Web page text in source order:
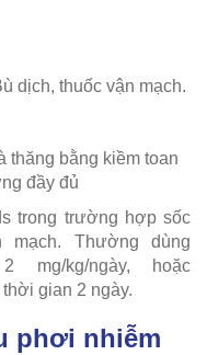
dịch, thuốc vận mạch.
bằng kiềm toan
đầy đủ
trong trường hợp sốc
Thường dùng
mg/kg/ngày, hoặc
gian 2 ngày.
phơi nhiễm